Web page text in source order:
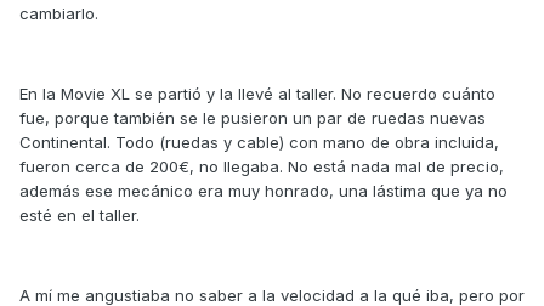
cambiarlo.
En la Movie XL se partió y la llevé al taller. No recuerdo cuánto
fue, porque también se le pusieron un par de ruedas nuevas
Continental. Todo (ruedas y cable) con mano de obra incluida,
fueron cerca de 200€, no llegaba. No está nada mal de precio,
además ese mecánico era muy honrado, una lástima que ya no
esté en el taller.
A mí me angustiaba no saber a la velocidad a la qué iba, pero por